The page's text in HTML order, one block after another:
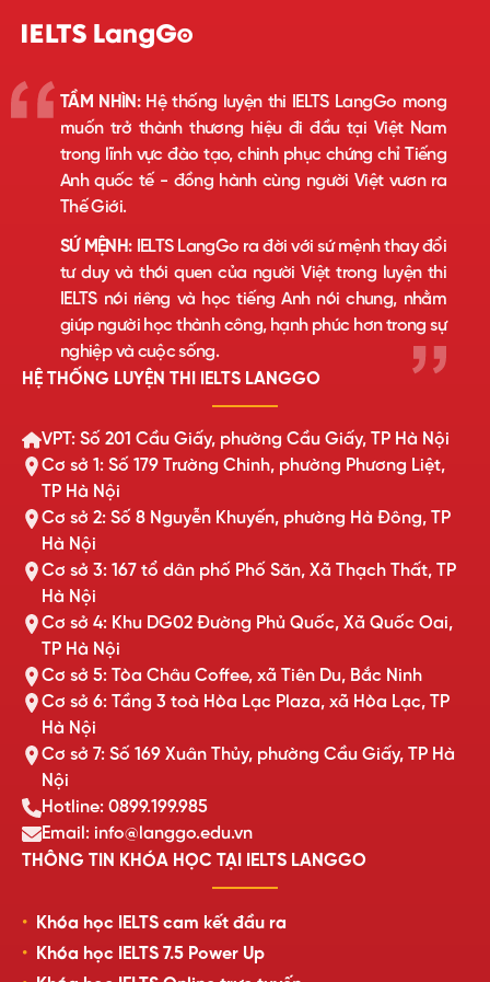
TẦM NHÌN:Hệ thống luyện thi IELTS LangGo mong
muốn trở thành thương hiệu đi đầu tại Việt Nam
trong lĩnh vực đào tạo, chinh phục chứng chỉ Tiếng
Anh quốc tế - đồng hành cùng người Việt vươn ra
Thế Giới.
SỨ MỆNH:IELTS LangGo ra đời với sứ mệnh thay đổi
tư duy và thói quen của người Việt trong luyện thi
IELTS nói riêng và học tiếng Anh nói chung, nhằm
giúp người học thành công, hạnh phúc hơn trong sự
nghiệp và cuộc sống.
HỆ THỐNG LUYỆN THI IELTS LANGGO
VPT: Số 201 Cầu Giấy, phường Cầu Giấy, TP Hà Nội
Cơ sở 1: Số 179 Trường Chinh, phường Phương Liệt,
TP Hà Nội
Cơ sở 2: Số 8 Nguyễn Khuyến, phường Hà Đông, TP
Hà Nội
Cơ sở 3: 167 tổ dân phố Phố Săn, Xã Thạch Thất, TP
Hà Nội
Cơ sở 4: Khu DG02 Đường Phủ Quốc, Xã Quốc Oai,
TP Hà Nội
Cơ sở 5: Tòa Châu Coffee, xã Tiên Du, Bắc Ninh
Cơ sở 6: Tầng 3 toà Hòa Lạc Plaza, xã Hòa Lạc, TP
Hà Nội
Cơ sở 7: Số 169 Xuân Thủy, phường Cầu Giấy, TP Hà
Nội
Hotline: 0899.199.985
Email: info@langgo.edu.vn
THÔNG TIN KHÓA HỌC TẠI IELTS LANGGO
Khóa học IELTS cam kết đầu ra
Khóa học IELTS 7.5 Power Up